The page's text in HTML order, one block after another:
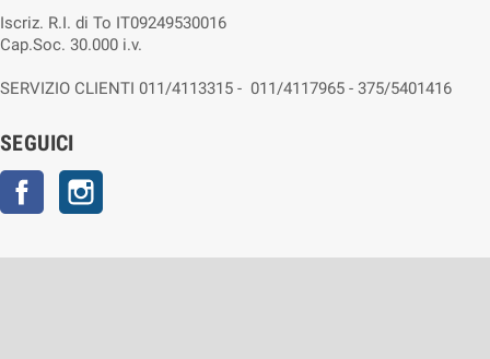
Iscriz. R.I. di To IT09249530016
Cap.Soc. 30.000 i.v.
SERVIZIO CLIENTI 011/4113315 - 011/4117965 - 375/5401416
SEGUICI
Facebook